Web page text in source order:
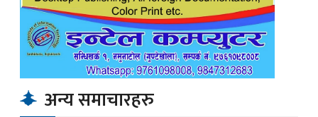
अन्य समाचारहरु